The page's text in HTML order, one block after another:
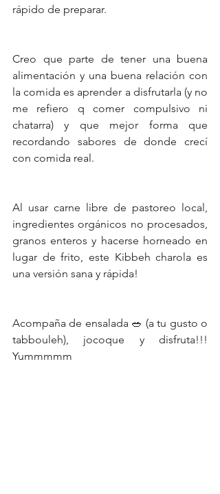
rápido de preparar.
Creo que parte de tener una buena
alimentación y una buena relación con
la comida es aprender a disfrutarla (y no
me refiero q comer compulsivo ni
chatarra) y que mejor forma que
recordando sabores de donde crecí
con comida real.
Al usar carne libre de pastoreo local,
ingredientes orgánicos no procesados,
granos enteros y hacerse horneado en
lugar de frito, este Kibbeh charola es
una versión sana y rápida!
Acompaña de ensalada 🥗 (a tu gusto o
tabbouleh), jocoque y disfruta!!!
Yummmmm